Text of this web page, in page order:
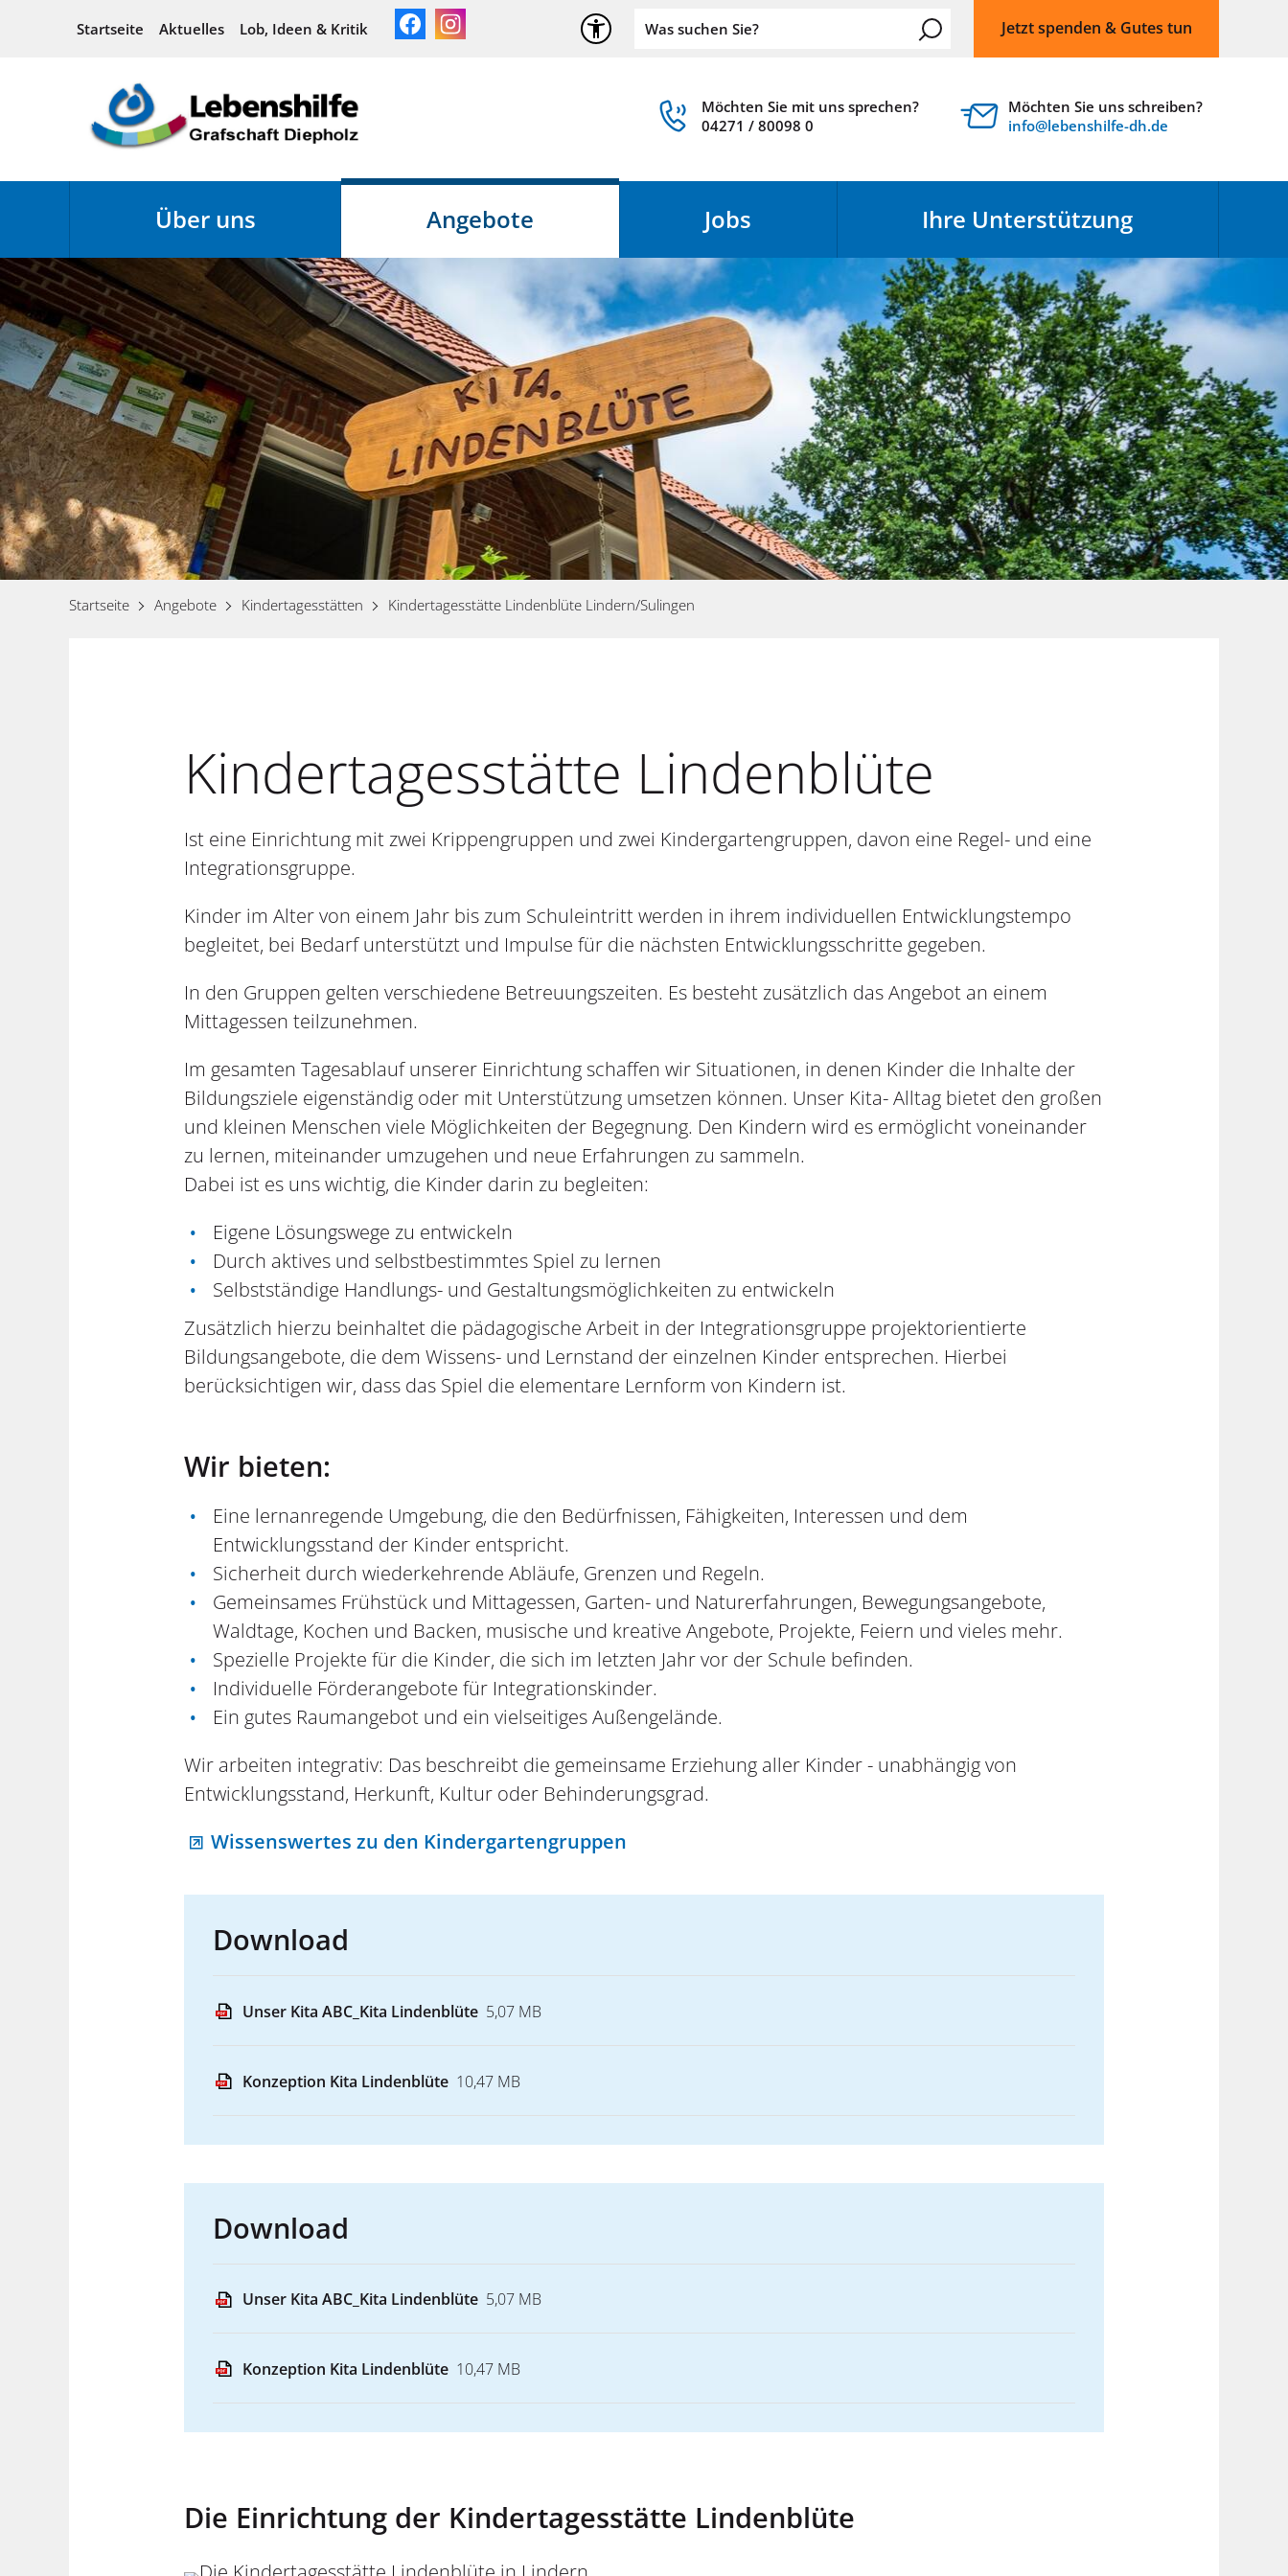
Startseite Aktuelles Lob, Ideen & Kritik Jetzt spenden & Gutes tun
Möchten Sie mit uns sprechen?
04271 / 80098 0
Möchten Sie uns schreiben?
nf
l b nsh lf -dh d
Über uns Angebote Jobs Ihre Unterstützung
Startseite Angebote Kindertagesstätten Kindertagesstätte Lindenblüte Lindern/Sulingen
Kindertagesstätte Lindenblüte
Ist eine Einrichtung mit zwei Krippengruppen und zwei Kindergartengruppen, davon eine Regel- und eine
Integrationsgruppe.
Kinder im Alter von einem Jahr bis zum Schuleintritt werden in ihrem individuellen Entwicklungstempo
begleitet, bei Bedarf unterstützt und Impulse für die nächsten Entwicklungsschritte gegeben.
In den Gruppen gelten verschiedene Betreuungszeiten. Es besteht zusätzlich das Angebot an einem
Mittagessen teilzunehmen.
Im gesamten Tagesablauf unserer Einrichtung schaffen wir Situationen, in denen Kinder die Inhalte der
Bildungsziele eigenständig oder mit Unterstützung umsetzen können. Unser Kita- Alltag bietet den großen
und kleinen Menschen viele Möglichkeiten der Begegnung. Den Kindern wird es ermöglicht voneinander
zu lernen, miteinander umzugehen und neue Erfahrungen zu sammeln.
Dabei ist es uns wichtig, die Kinder darin zu begleiten:
Eigene Lösungswege zu entwickeln
Durch aktives und selbstbestimmtes Spiel zu lernen
Selbstständige Handlungs- und Gestaltungsmöglichkeiten zu entwickeln
Zusätzlich hierzu beinhaltet die pädagogische Arbeit in der Integrationsgruppe projektorientierte
Bildungsangebote, die dem Wissens- und Lernstand der einzelnen Kinder entsprechen. Hierbei
berücksichtigen wir, dass das Spiel die elementare Lernform von Kindern ist.
Wir bieten:
Eine lernanregende Umgebung, die den Bedürfnissen, Fähigkeiten, Interessen und dem
Entwicklungsstand der Kinder entspricht.
Sicherheit durch wiederkehrende Abläufe, Grenzen und Regeln.
Gemeinsames Frühstück und Mittagessen, Garten- und Naturerfahrungen, Bewegungsangebote,
Waldtage, Kochen und Backen, musische und kreative Angebote, Projekte, Feiern und vieles mehr.
Spezielle Projekte für die Kinder, die sich im letzten Jahr vor der Schule befinden.
Individuelle Förderangebote für Integrationskinder.
Ein gutes Raumangebot und ein vielseitiges Außengelände.
Wir arbeiten integrativ: Das beschreibt die gemeinsame Erziehung aller Kinder - unabhängig von
Entwicklungsstand, Herkunft, Kultur oder Behinderungsgrad.
Wissenswertes zu den Kindergartengruppen
Download
Unser Kita ABC_Kita Lindenblüte 5,07 MB
Konzeption Kita Lindenblüte 10,47 MB
Download
Unser Kita ABC_Kita Lindenblüte 5,07 MB
Konzeption Kita Lindenblüte 10,47 MB
Die Einrichtung der Kindertagesstätte Lindenblüte